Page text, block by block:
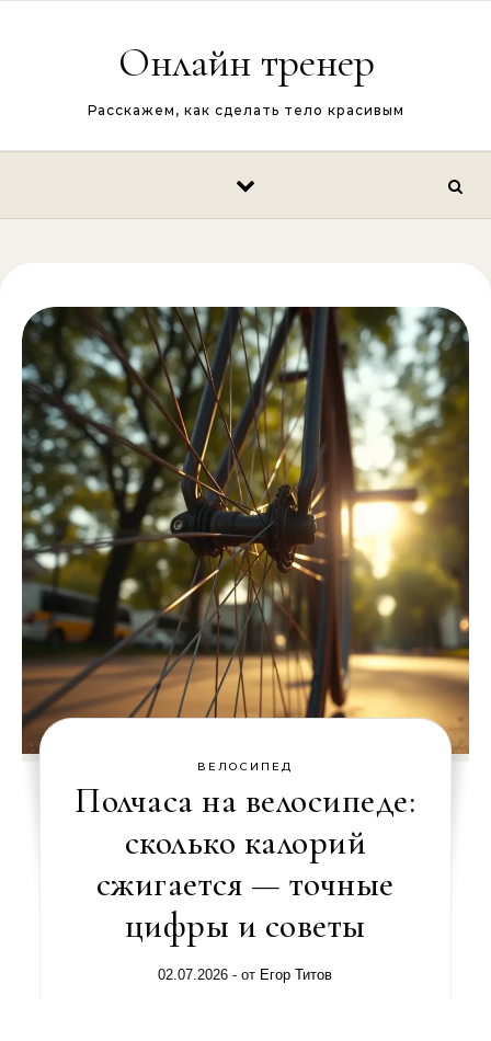
Онлайн тренер
Расскажем, как сделать тело красивым
ВЕЛОСИПЕД
Полчаса на велосипеде:
сколько калорий
сжигается — точные
цифры и советы
02.07.2026 - от Егор Титов